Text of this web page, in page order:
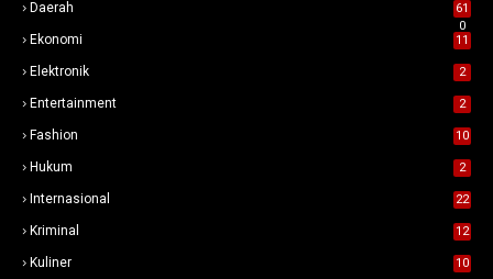
Daerah
61
0
Ekonomi 11
Elektronik 2
Entertainment 2
Fashion 10
Hukum 2
Internasional 22
Kriminal 12
Kuliner 10